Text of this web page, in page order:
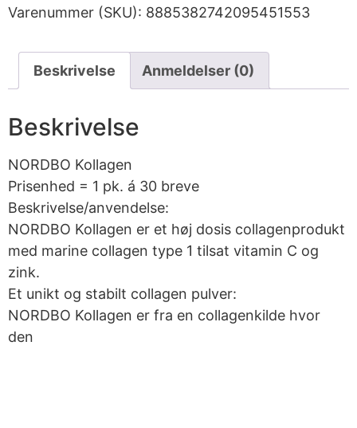
Varenummer (SKU): 8885382742095451553
Beskrivelse Anmeldelser (0)
Beskrivelse
NORDBO Kollagen
Prisenhed = 1 pk. á 30 breve
Beskrivelse/anvendelse:
NORDBO Kollagen er et høj dosis collagenprodukt
med marine collagen type 1 tilsat vitamin C og
zink.
Et unikt og stabilt collagen pulver:
NORDBO Kollagen er fra en collagenkilde hvor
den